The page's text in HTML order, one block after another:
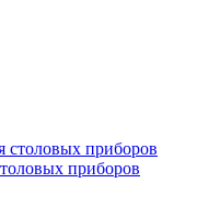
приборов